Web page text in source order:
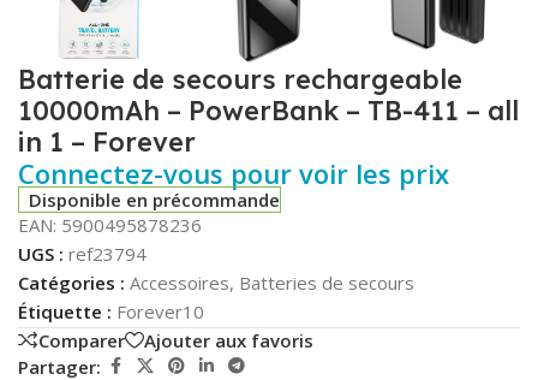
Batterie de secours rechargeable
10000mAh – PowerBank – TB-411 – all
in 1 – Forever
Connectez-vous pour voir les prix
Disponible en précommande
EAN: 5900495878236
UGS : ref23794
Catégories : Accessoires, Batteries de secours
Étiquette : Forever10
Comparer
Ajouter aux favoris
Partager: